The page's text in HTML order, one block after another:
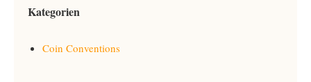
Kategorien
Coin Conventions